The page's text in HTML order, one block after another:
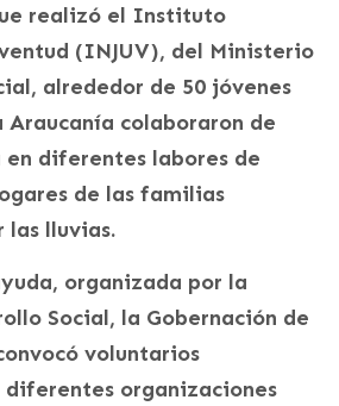
realizó el Instituto
(INJUV), del Ministerio
alrededor de 50 jóvenes
colaboraron de
diferentes labores de
de las familias
las lluvias.
organizada por la
Social, la Gobernación de
voluntarios
organizaciones